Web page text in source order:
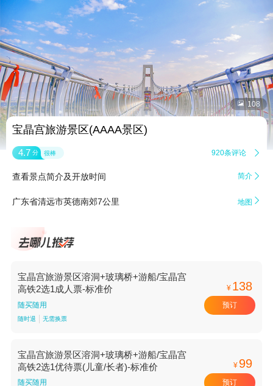
 108
宝晶宫旅游景区(AAAA景区)
4.7 分 很棒 920条评论 
查看景点简介及开放时间 简介 
广东省清远市英德南郊7公里 地图 
宝晶宫旅游景区溶洞+玻璃桥+游船/宝晶宫
高铁2选1成人票-标准价
随买随用
随时退 无需换票
¥ 138
预订
宝晶宫旅游景区溶洞+玻璃桥+游船/宝晶宫
高铁2选1优待票(儿童/长者)-标准价
随买随用
¥ 99
预订
